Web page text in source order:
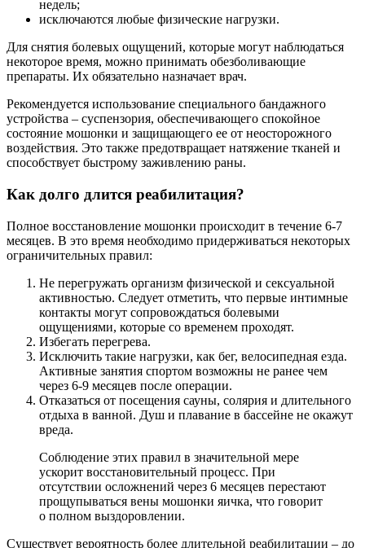
недель;
исключаются любые физические нагрузки.
Для снятия болевых ощущений, которые могут наблюдаться
некоторое время, можно принимать обезболивающие
препараты. Их обязательно назначает врач.
Рекомендуется использование специального бандажного
устройства – суспензория, обеспечивающего спокойное
состояние мошонки и защищающего ее от неосторожного
воздействия. Это также предотвращает натяжение тканей и
способствует быстрому заживлению раны.
Как долго длится реабилитация?
Полное восстановление мошонки происходит в течение 6-7
месяцев. В это время необходимо придерживаться некоторых
ограничительных правил:
Не перегружать организм физической и сексуальной
активностью. Следует отметить, что первые интимные
контакты могут сопровождаться болевыми
ощущениями, которые со временем проходят.
Избегать перегрева.
Исключить такие нагрузки, как бег, велосипедная езда.
Активные занятия спортом возможны не ранее чем
через 6-9 месяцев после операции.
Отказаться от посещения сауны, солярия и длительного
отдыха в ванной. Душ и плавание в бассейне не окажут
вреда.
Соблюдение этих правил в значительной мере
ускорит восстановительный процесс. При
отсутствии осложнений через 6 месяцев перестают
прощупываться вены мошонки яичка, что говорит
о полном выздоровлении.
Существует вероятность более длительной реабилитации – до